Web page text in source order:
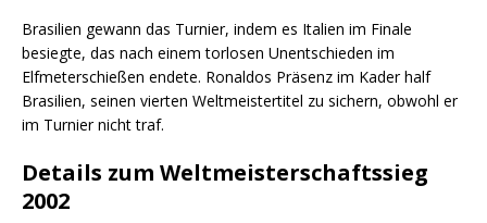
Brasilien gewann das Turnier, indem es Italien im Finale
besiegte, das nach einem torlosen Unentschieden im
Elfmeterschießen endete. Ronaldos Präsenz im Kader half
Brasilien, seinen vierten Weltmeistertitel zu sichern, obwohl er
im Turnier nicht traf.
Details zum Weltmeisterschaftssieg
2002